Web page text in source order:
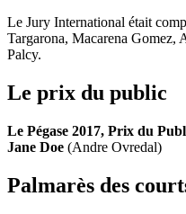
Le Jury International était
Targarona, Macarena Gomez,
Palcy.
Le prix du public
Le Pégase 2017, Prix du
Jane Doe (Andre Ovredal)
Palmarès des